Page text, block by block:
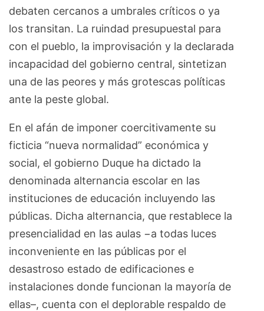
debaten cercanos a umbrales críticos o ya
los transitan. La ruindad presupuestal para
con el pueblo, la improvisación y la declarada
incapacidad del gobierno central, sintetizan
una de las peores y más grotescas políticas
ante la peste global.
En el afán de imponer coercitivamente su
ficticia “nueva normalidad” económica y
social, el gobierno Duque ha dictado la
denominada alternancia escolar en las
instituciones de educación incluyendo las
públicas. Dicha alternancia, que restablece la
presencialidad en las aulas −a todas luces
inconveniente en las públicas por el
desastroso estado de edificaciones e
instalaciones donde funcionan la mayoría de
ellas–, cuenta con el deplorable respaldo de